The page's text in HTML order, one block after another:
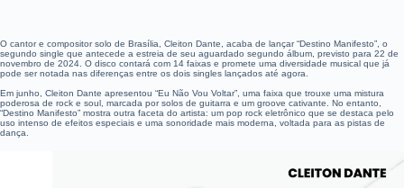
O cantor e compositor solo de Brasília, Cleiton Dante, acaba de lançar “Destino Manifesto”, o
segundo single que antecede a estreia de seu aguardado segundo álbum, previsto para 22 de
novembro de 2024. O disco contará com 14 faixas e promete uma diversidade musical que já
pode ser notada nas diferenças entre os dois singles lançados até agora.
Em junho, Cleiton Dante apresentou “Eu Não Vou Voltar”, uma faixa que trouxe uma mistura
poderosa de rock e soul, marcada por solos de guitarra e um groove cativante. No entanto,
“Destino Manifesto” mostra outra faceta do artista: um pop rock eletrônico que se destaca pelo
uso intenso de efeitos especiais e uma sonoridade mais moderna, voltada para as pistas de
dança.